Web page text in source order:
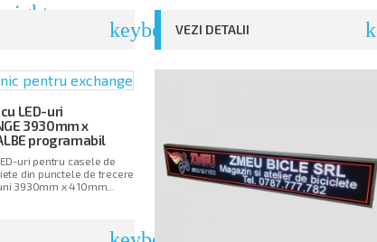
keyboard_arrow_right
VEZI DETALII
LED-uri
3930mm x
programabil
uri pentru casele de
din punctele de trecere
3930mm x 410mm...